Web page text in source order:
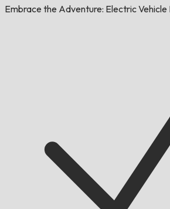
Embrace the Adventure: Electric Vehicle